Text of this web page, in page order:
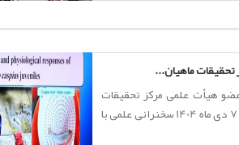
ماهیان...
هیأت علمی مرکز تحقیقات
ماهیان سردآبی کشور در تاریخ 7 دی ماه 1404 سخنرانی علمی با